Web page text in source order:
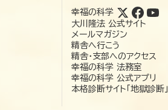
幸福の科学
大川隆法 公式サイト
メールマガジン
精舎へ行こう
精舎・支部へのアクセス
幸福の科学 法務室
幸福の科学 公式アプリ
本格診断サイト「地獄診断」